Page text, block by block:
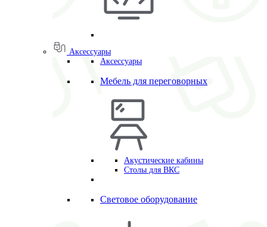
Аксессуары
Аксессуары
Мебель для переговорных
Акустические кабины
Столы для ВКС
Световое оборудование